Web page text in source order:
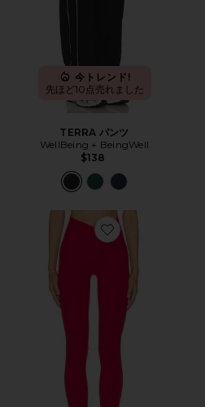
今トレンド!
先ほど10点売れました
TERRA パンツ
WellBeing + BeingWell
$138
Favorite THE V レギン